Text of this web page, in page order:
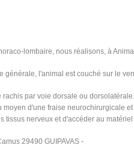
lombaire, nous réalisons, à
générale, l'animal est couché sur le
rachis par voie dorsale ou
moyen d'une fraise neurochirurgicale
tissus nerveux et d'accéder au
29490 GUIPAVAS -